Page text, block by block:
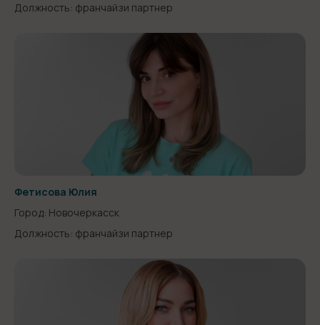
Должность: франчайзи партнер
Фетисова Юлия
Город: Новочеркасск
Должность: франчайзи партнер